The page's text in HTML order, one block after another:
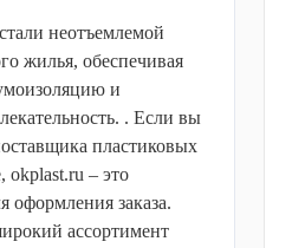
неотъемлемой
жилья, обеспечивая
и
. Если вы
пластиковых
okplast.ru – это
оформления заказа.
ассортимент